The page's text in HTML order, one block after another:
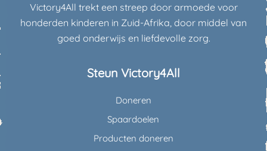
Victory4All trekt een streep door armoede voor
honderden kinderen in Zuid-Afrika, door middel van
goed onderwijs en liefdevolle zorg.
Steun Victory4All
Doneren
Spaardoelen
Producten doneren